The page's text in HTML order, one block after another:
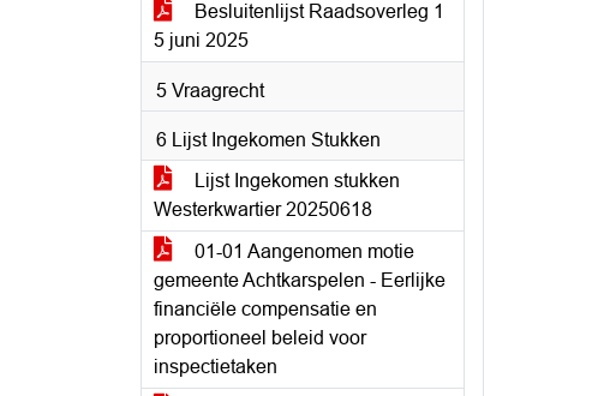
Besluitenlijst Raadsoverleg 1
5 juni 2025
5 Vraagrecht
6 Lijst Ingekomen Stukken
Lijst Ingekomen stukken
Westerkwartier 20250618
01-01 Aangenomen motie
gemeente Achtkarspelen - Eerlijke
financiële compensatie en
proportioneel beleid voor
inspectietaken